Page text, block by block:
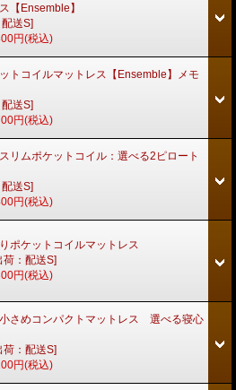
【Ensemble】
送S]
円(税込)
トコイルマットレス【Ensemble】メモ
送S]
円(税込)
リムポケットコイル：選べる2ピロート
送S]
円(税込)
ポケットコイルマットレス
荷：配送S]
円(税込)
さめコンパクトマットレス 選べる寝心
荷：配送S]
円(税込)